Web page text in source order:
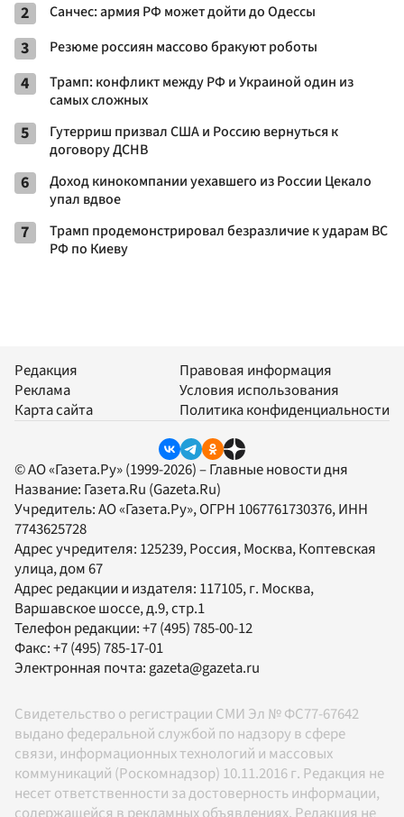
2 Санчес: армия РФ может дойти до Одессы
3 Резюме россиян массово бракуют роботы
4
Трамп: конфликт между РФ и Украиной один из
самых сложных
5
Гутерриш призвал США и Россию вернуться к
договору ДСНВ
6
Доход кинокомпании уехавшего из России Цекало
упал вдвое
7
Трамп продемонстрировал безразличие к ударам ВС
РФ по Киеву
Редакция
Реклама
Карта сайта
Правовая информация
Условия использования
Политика конфиденциальности
© АО «Газета.Ру» (1999-2026) – Главные новости дня
Название: Газета.Ru (Gazeta.Ru)
Учредитель:АО «Газета.Ру», ОГРН 1067761730376, ИНН
7743625728
Адрес учредителя: 125239, Россия, Москва, Коптевская
улица, дом 67
Адрес редакции и издателя: 117105, г. Москва,
Варшавское шоссе, д.9, стр.1
Телефон редакции:+7 (495) 785-00-12
Факс:+7 (495) 785-17-01
Электронная почта:gazeta@gazeta.ru
Свидетельство о регистрации СМИ Эл № ФС77-67642
выдано федеральной службой по надзору в сфере
связи, информационных технологий и массовых
коммуникаций (Роскомнадзор) 10.11.2016 г. Редакция не
несет ответственности за достоверность информации,